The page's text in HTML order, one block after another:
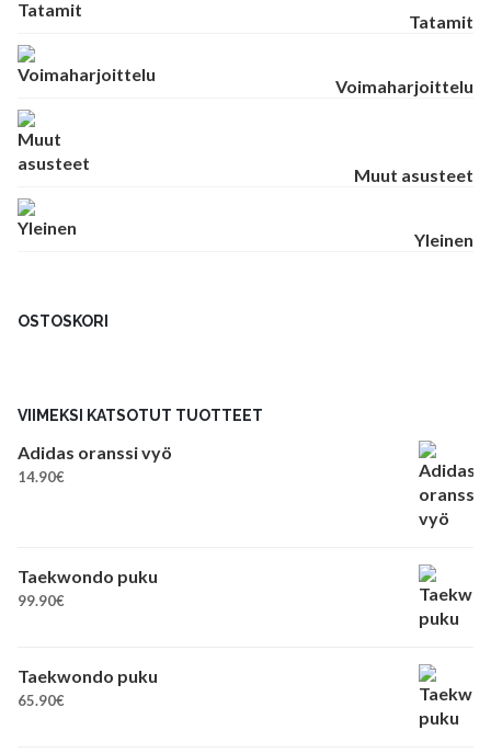
Tatamit
Voimaharjoittelu
Muut asusteet
Yleinen
OSTOSKORI
VIIMEKSI KATSOTUT TUOTTEET
Adidas oranssi vyö
14.90€
Taekwondo puku
99.90€
Taekwondo puku
65.90€